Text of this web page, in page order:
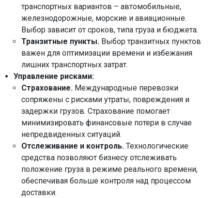
транспортных вариантов – автомобильные,
железнодорожные, морские и авиационные.
Выбор зависит от сроков, типа груза и бюджета.
Транзитные пункты. Выбор транзитных пунктов
важен для оптимизации времени и избежания
лишних транспортных затрат.
Управление рисками:
Страхование. Международные перевозки
сопряжены с рисками утраты, повреждения и
задержки грузов. Страхование помогает
минимизировать финансовые потери в случае
непредвиденных ситуаций.
Отслеживание и контроль. Технологические
средства позволяют бизнесу отслеживать
положение груза в режиме реального времени,
обеспечивая больше контроля над процессом
доставки.